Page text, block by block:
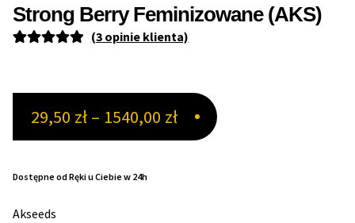
Odporne Odmiany
Regularne
Przewaga Sativa
Strong Berry Feminizowane (AKS)
podstawie
ocen
(3opinie klienta)
29,50 zł – 1540,00 złZakres
cen:
Dostępne od Ręki u Ciebie w 24h
Akseeds